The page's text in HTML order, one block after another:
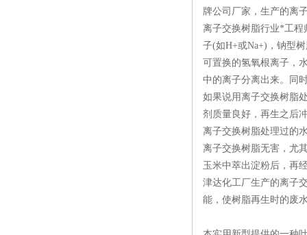
牌公司厂家，生产的离
离子交换树脂行业*工程
子(如H+或Na+)，钠型
可置换的氢氧根离子，
中的离子分离出来。同
如果说用离子交换树脂
剂质量良好，再生之后
离子交换树脂处理过的
离子交换树脂无害，尤
玉米中萃出淀粉后，再
津达化工厂生产的离子
能，使树脂再生时的废